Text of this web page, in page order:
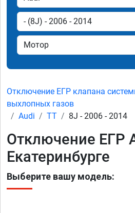
Отключение ЕГР клапана
выхлопных газов
Audi
TT 8J - 2006 - 2014
Отключение ЕГР
Екатеринбурге
Выберите вашу модель: